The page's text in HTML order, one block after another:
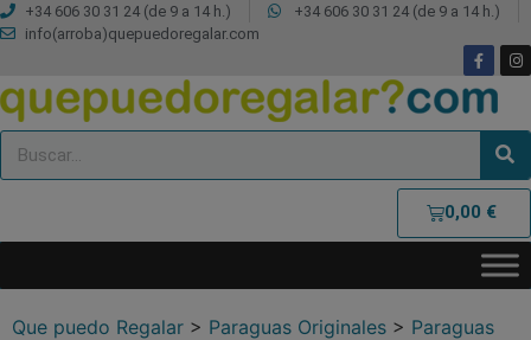
+34 606 30 31 24 (de 9 a 14 h.)
+34 606 30 31 24 (de 9 a 14 h.)
info(arroba)quepuedoregalar.com
0,00 €
Que puedo Regalar > Paraguas Originales > Paraguas